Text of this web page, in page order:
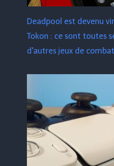
Deadpool est devenu
Tokon : ce sont toutes
d'autres jeux de combat